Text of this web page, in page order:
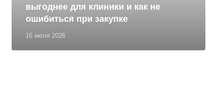
16 июля 2026
выгоднее для клиники и как не
ошибиться при закупке